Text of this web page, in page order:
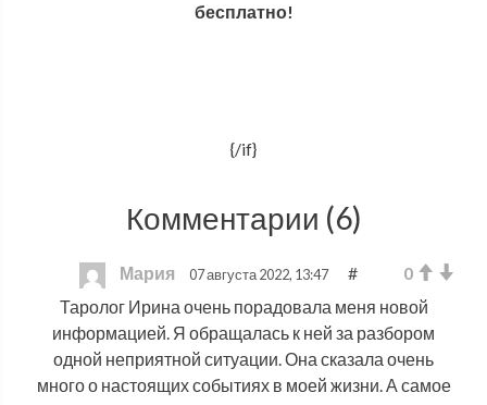
бесплатно!
{/if}
Комментарии (6)
Мария 07 августа 2022, 13:47 #
0
Таролог Ирина очень порадовала меня новой
информацией. Я обращалась к ней за разбором
одной неприятной ситуации. Она сказала очень
много о настоящих событиях в моей жизни. А самое